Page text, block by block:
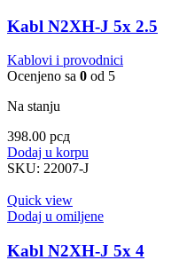
Kabl N2XH-J 5x 2.5
Kablovi i provodnici
Ocenjeno sa 0 od 5
Na stanju
398.00 рсд
Dodaj u korpu
SKU: 22007-J
Quick view
Dodaj u omiljene
Kabl N2XH-J 5x 4